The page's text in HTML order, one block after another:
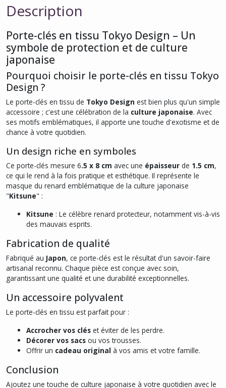
Description
Porte-clés en tissu Tokyo Design – Un
symbole de protection et de culture
japonaise
Pourquoi choisir le porte-clés en tissu Tokyo
Design ?
Le porte-clés en tissu de Tokyo Design est bien plus qu'un simple
accessoire ; c'est une célébration de la culture japonaise. Avec
ses motifs emblématiques, il apporte une touche d'exotisme et de
chance à votre quotidien.
Un design riche en symboles
Ce porte-clés mesure 6.5 x 8 cm avec une épaisseur de 1.5 cm,
ce qui le rend à la fois pratique et esthétique. Il représente le
masque du renard emblématique de la culture japonaise
"Kitsune" :
Kitsune : Le célèbre renard protecteur, notamment vis-à-vis
des mauvais esprits.
Fabrication de qualité
Fabriqué au Japon, ce porte-clés est le résultat d'un savoir-faire
artisanal reconnu. Chaque pièce est conçue avec soin,
garantissant une qualité et une durabilité exceptionnelles.
Un accessoire polyvalent
Le porte-clés en tissu est parfait pour :
Accrocher vos clés et éviter de les perdre.
Décorer vos sacs ou vos trousses.
Offrir un cadeau original à vos amis et votre famille.
Conclusion
Ajoutez une touche de culture japonaise à votre quotidien avec le